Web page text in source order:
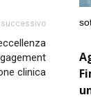
clinica